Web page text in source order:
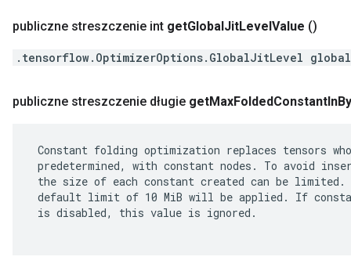
publiczne streszczenie int getGlobalJitLevelValue ()
.tensorflow.OptimizerOptions.GlobalJitLevel
publiczne streszczenie długie getMaxFoldedConstantIn
Constant folding optimization replaces tensors
predetermined, with constant nodes. To avoid
the size of each constant created can be
default limit of 10 MiB will be applied. If
is disabled, this value is ignored.